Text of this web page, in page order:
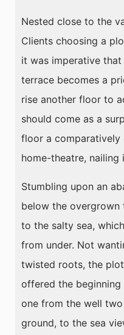
Nested close to the
Clients choosing a
it was imperative
terrace becomes a
rise another floor to
should come as a
floor a comparatively
home-theatre, nailing
Stumbling upon an
below the overgrown
to the salty sea,
from under. Not
twisted roots, the
offered the
one from the well
ground, to the sea